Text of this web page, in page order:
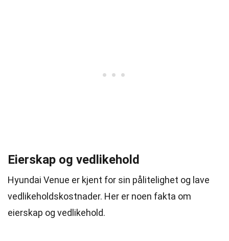
Eierskap og vedlikehold
Hyundai Venue er kjent for sin pålitelighet og lave
vedlikeholdskostnader. Her er noen fakta om
eierskap og vedlikehold.